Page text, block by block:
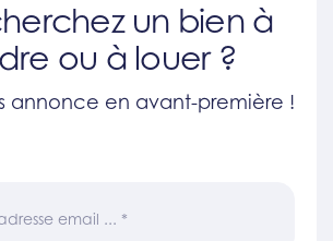
un bien à
ou à louer ?
annonce en avant-première !
email ... *